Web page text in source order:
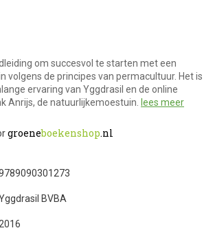
om succesvol te starten met een
volgens de principes van permacultuur. Het is
ervaring van Yggdrasil en de online
Anrijs, de natuurlijkemoestuin. lees meer
groeneboekenshop.nl
BVBA